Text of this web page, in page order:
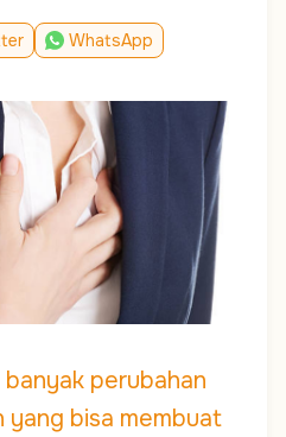
WhatsApp
perubahan
yang bisa membuat